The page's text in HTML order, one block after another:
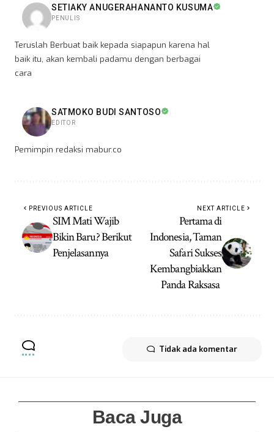
SETIAKY ANUGERAHANANTO KUSUMA
PENULIS
Teruslah Berbuat baik kepada siapapun karena hal
baik itu, akan kembali padamu dengan berbagai
cara
SATMOKO BUDI SANTOSO
EDITOR
Pemimpin redaksi mabur.co
PREVIOUS ARTICLE
SIM Mati Wajib
Bikin Baru? Berikut
Penjelasannya
NEXT ARTICLE
Pertama di
Indonesia, Taman
Safari Sukses
Kembangbiakkan
Panda Raksasa
Tidak ada komentar
Baca Juga